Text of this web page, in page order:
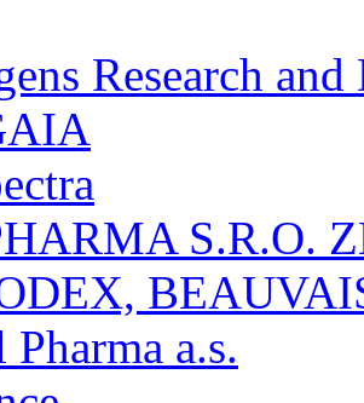
Research
S.R.O.
a.s.